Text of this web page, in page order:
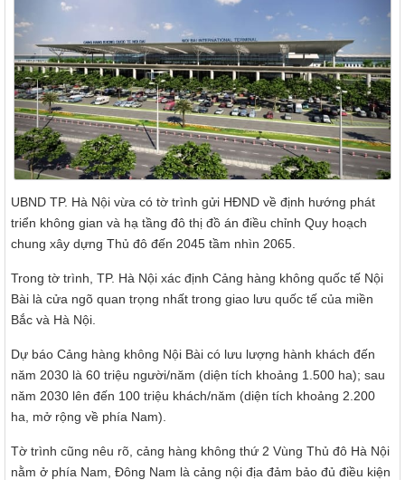
UBND TP. Hà Nội vừa có tờ trình gửi HĐND về định hướng phát
triển không gian và hạ tầng đô thị đồ án điều chỉnh Quy hoạch
chung xây dựng Thủ đô đến 2045 tầm nhìn 2065.
Trong tờ trình, TP. Hà Nội xác định Cảng hàng không quốc tế Nội
Bài là cửa ngõ quan trọng nhất trong giao lưu quốc tế của miền
Bắc và Hà Nội.
Dự báo Cảng hàng không Nội Bài có lưu lượng hành khách đến
năm 2030 là 60 triệu người/năm (diện tích khoảng 1.500 ha); sau
năm 2030 lên đến 100 triệu khách/năm (diện tích khoảng 2.200
ha, mở rộng về phía Nam).
Tờ trình cũng nêu rõ, cảng hàng không thứ 2 Vùng Thủ đô Hà Nội
nằm ở phía Nam, Đông Nam là cảng nội địa đảm bảo đủ điều kiện